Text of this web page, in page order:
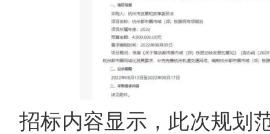
招标内容显示，此次规划